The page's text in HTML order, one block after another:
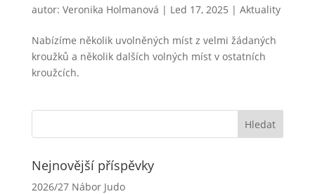
autor: Veronika Holmanová | Led 17, 2025 | Aktuality
Nabízíme několik uvolněných míst z velmi žádaných
kroužků a několik dalších volných míst v ostatních
kroužcích.
Nejnovější příspěvky
2026/27 Nábor Judo